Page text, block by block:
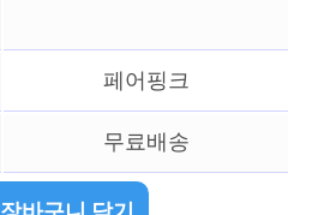
페어핑크
무료배송